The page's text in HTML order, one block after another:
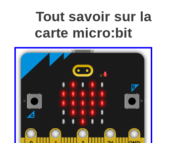
Tout savoir sur la
carte micro:bit